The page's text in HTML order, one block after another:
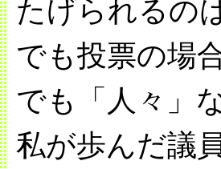
たげられるの
でも投票の場
でも「人々」
私が歩んだ議